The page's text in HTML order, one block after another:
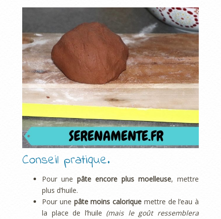
Conseil pratique.
Pour une pâte encore plus moelleuse, mettre
plus d’huile.
Pour une pâte moins calorique mettre de l’eau à
la place de l’huile (mais le goût ressemblera